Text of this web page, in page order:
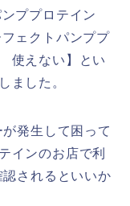
ププロテイン
ェクトパンププ
使えない】とい
ました。
発生して困って
インのお店で利
されるといいか